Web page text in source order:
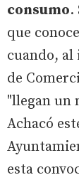
consumo.
que
cuando, al
de
"llegan un
Achacó
esta